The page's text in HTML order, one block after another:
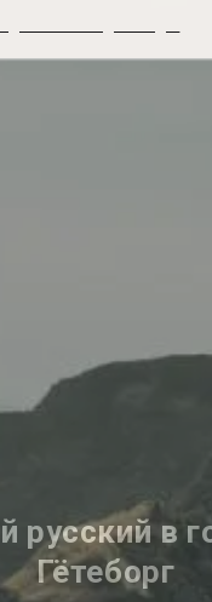
русский в
Гётеборг